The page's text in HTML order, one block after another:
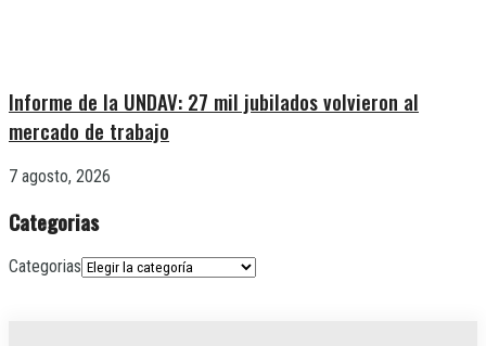
Informe de la UNDAV: 27 mil jubilados volvieron al
mercado de trabajo
7 agosto, 2026
Categorias
Categorias